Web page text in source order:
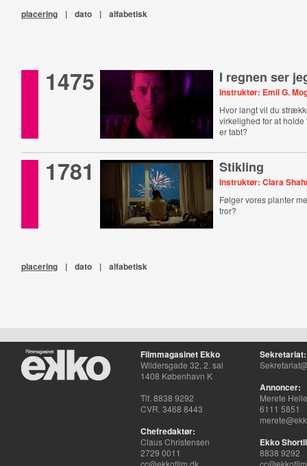
placering | dato | alfabetisk
1475 I regnen ser
Instruktør: Emil G.
Hvor langt vil du
virkelighed for at holde
er tabt?
1781 Stikling
Instruktør: Clara
Følger vores planter
tror?
placering | dato | alfabetisk
Filmmagasinet Ekko
Wildersgade 32, 2. sal
1408 København K
Tlf. 8838 9292
CVR. 3468 8443
Chefredaktør:
Claus Christensen
2729 0011
cc@ekkofilm.dk
Sekretariat:
Annoncer:
Merete
6111 5851
Ekko
8838 9292